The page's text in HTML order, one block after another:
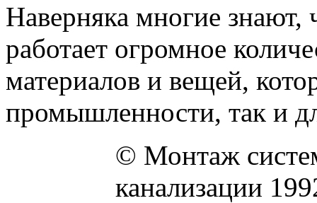
Наверняка многие
работает огромное
материалов и вещей,
промышленности, так и
© Монтаж
канализации